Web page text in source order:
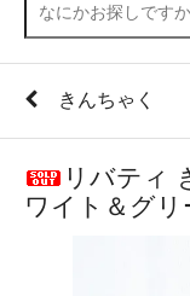
きんちゃく
リバティ
ワイト＆グリ